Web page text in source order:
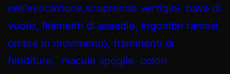
nell’evocazione,scoprendo vertigini, bave di
vuoto, filamenti di assedio, ingombri ramosi,
ombre in movimento, frammenti di
fenditure, macule spoglie, colori